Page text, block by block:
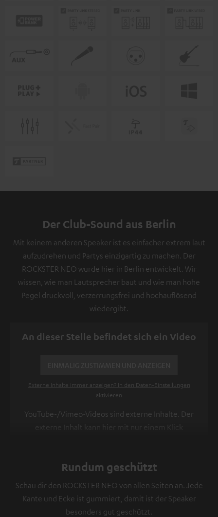
Der Club-Sound aus Berlin
Mit keinem anderen Speaker ist es einfacher extrem laut
aufzudrehen und Partys einzigartig zu machen. Der
ROCKSTER NEO wurde hier in Berlin entwickelt. Wir
wissen, wie man Lautsprecher baut und wie man hohe
Pegel druckvoll, verzerrungsfrei und hochauflösend
wiedergibt.
An dieser Stelle befindet sich ein Video
Externe Inhalte immer anzeigen? In den Daten‑Einstellungen
aktivieren
YouTube-/Vimeo-Videos sind externe Inhalte. Der
externe Inhalt kann hier mit nur einem Klick
Dabei können personenbezogene Daten an
Drittplattformen übermittelt werden. Weitere
Informationen sind in der Datenschutzerklärung
unter I zu finden
Rundum geschützt
Schau dir den ROCKSTER NEO von allen Seiten an. Jede
Kante und Ecke ist gummiert, damit ist der Speaker
besonders gut geschützt.